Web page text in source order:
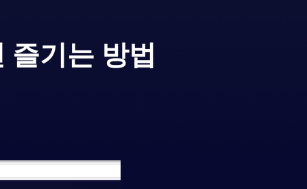
즐기는 방법